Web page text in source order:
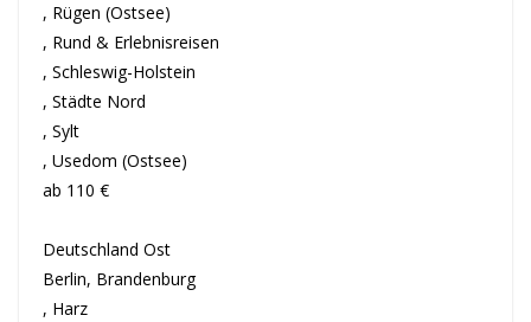
, Rügen (Ostsee)
, Rund & Erlebnisreisen
, Schleswig-Holstein
, Städte Nord
, Sylt
, Usedom (Ostsee)
ab 110 €
Deutschland Ost
Berlin, Brandenburg
, Harz